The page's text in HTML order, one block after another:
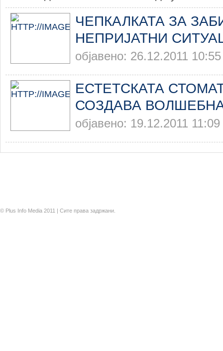
ЧЕПКАЛКАТА ЗА
НЕПРИЈАТНИ
објавено: 26.12.2011 10:55
ЕСТЕТСКАТА
СОЗДАВА
објавено: 19.12.2011 11:09
© Plus Info Media 2011 | Сите права задржани.